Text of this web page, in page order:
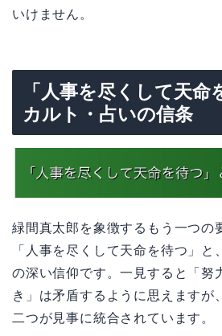
いけません。
「人事を尽くして天命
カルト・占いの信条
緑間真太郎を象徴するもう一つの
「人事を尽くして天命を待つ」と
の深い信仰です。一見すると「努
き」は矛盾するように思えますが
二つが見事に統合されています。